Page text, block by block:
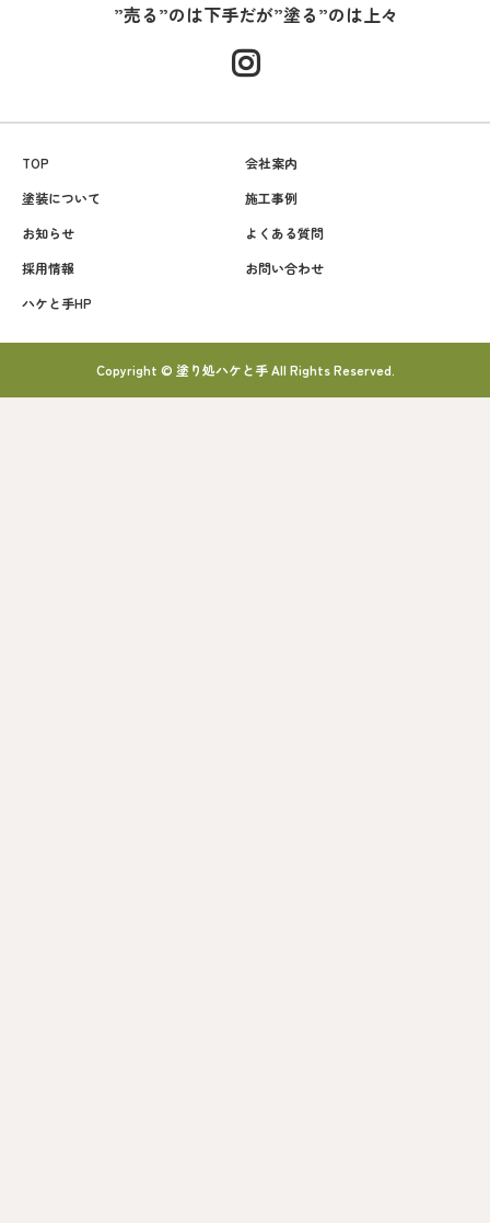
”売る”のは下手だが”塗る”のは上々
TOP
会社案内
塗装について
施工事例
お知らせ
よくある質問
採用情報
お問い合わせ
ハケと手HP
Copyright © 塗り処ハケと手 All Rights Reserved.